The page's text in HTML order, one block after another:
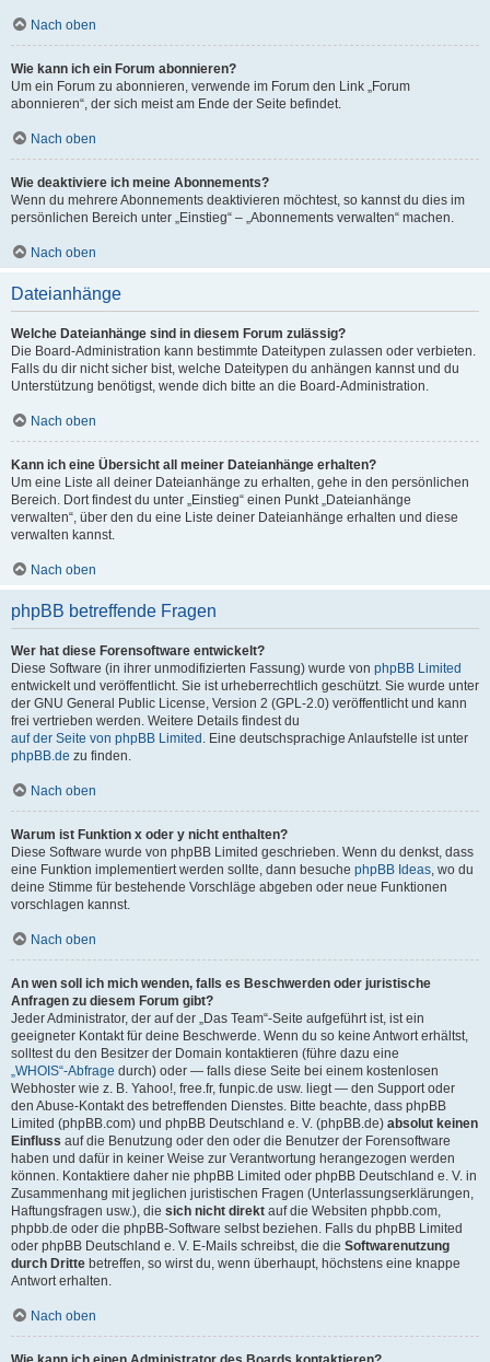
Nach oben
Wie kann ich ein Forum abonnieren?
Um ein Forum zu abonnieren, verwende im Forum den Link „Forum
abonnieren“, der sich meist am Ende der Seite befindet.
Nach oben
Wie deaktiviere ich meine Abonnements?
Wenn du mehrere Abonnements deaktivieren möchtest, so kannst du dies im
persönlichen Bereich unter „Einstieg“ – „Abonnements verwalten“ machen.
Nach oben
Dateianhänge
Welche Dateianhänge sind in diesem Forum zulässig?
Die Board-Administration kann bestimmte Dateitypen zulassen oder verbieten.
Falls du dir nicht sicher bist, welche Dateitypen du anhängen kannst und du
Unterstützung benötigst, wende dich bitte an die Board-Administration.
Nach oben
Kann ich eine Übersicht all meiner Dateianhänge erhalten?
Um eine Liste all deiner Dateianhänge zu erhalten, gehe in den persönlichen
Bereich. Dort findest du unter „Einstieg“ einen Punkt „Dateianhänge
verwalten“, über den du eine Liste deiner Dateianhänge erhalten und diese
verwalten kannst.
Nach oben
phpBB betreffende Fragen
Wer hat diese Forensoftware entwickelt?
Diese Software (in ihrer unmodifizierten Fassung) wurde von phpBB Limited
entwickelt und veröffentlicht. Sie ist urheberrechtlich geschützt. Sie wurde unter
der GNU General Public License, Version 2 (GPL-2.0) veröffentlicht und kann
frei vertrieben werden. Weitere Details findest du
auf der Seite von phpBB Limited . Eine deutschsprachige Anlaufstelle ist unter
phpBB.de zu finden.
Nach oben
Warum ist Funktion x oder y nicht enthalten?
Diese Software wurde von phpBB Limited geschrieben. Wenn du denkst, dass
eine Funktion implementiert werden sollte, dann besuche phpBB Ideas, wo du
deine Stimme für bestehende Vorschläge abgeben oder neue Funktionen
vorschlagen kannst.
Nach oben
An wen soll ich mich wenden, falls es Beschwerden oder juristische
Anfragen zu diesem Forum gibt?
Jeder Administrator, der auf der „Das Team“-Seite aufgeführt ist, ist ein
geeigneter Kontakt für deine Beschwerde. Wenn du so keine Antwort erhältst,
solltest du den Besitzer der Domain kontaktieren (führe dazu eine
„WHOIS“-Abfrage durch) oder — falls diese Seite bei einem kostenlosen
Webhoster wie z. B. Yahoo!, free.fr, funpic.de usw. liegt — den Support oder
den Abuse-Kontakt des betreffenden Dienstes. Bitte beachte, dass phpBB
Limited (phpBB.com) und phpBB Deutschland e. V. (phpBB.de) absolut keinen
Einfluss auf die Benutzung oder den oder die Benutzer der Forensoftware
haben und dafür in keiner Weise zur Verantwortung herangezogen werden
können. Kontaktiere daher nie phpBB Limited oder phpBB Deutschland e. V. in
Zusammenhang mit jeglichen juristischen Fragen (Unterlassungserklärungen,
Haftungsfragen usw.), die sich nicht direkt auf die Websiten phpbb.com,
phpbb.de oder die phpBB-Software selbst beziehen. Falls du phpBB Limited
oder phpBB Deutschland e. V. E-Mails schreibst, die die Softwarenutzung
durch Dritte betreffen, so wirst du, wenn überhaupt, höchstens eine knappe
Antwort erhalten.
Nach oben